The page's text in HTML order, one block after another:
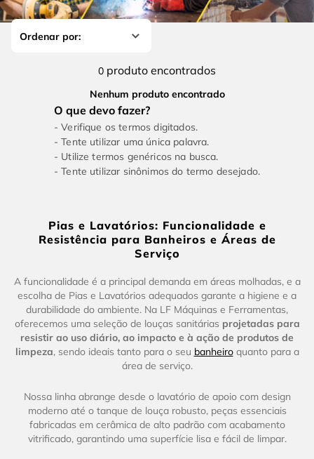
0 produto
Nenhum produto encontrado
Verifique os termos digitados.
Tente utilizar uma única palavra.
Utilize termos genéricos na busca.
Tente utilizar sinônimos do termo desejado.
Pias e Lavatórios: Funcionalidade e
Resistência para Banheiros e Áreas de
Serviço
A funcionalidade é a principal demanda em áreas molhadas, e a
escolha de Pias e Lavatórios adequados garante a higiene e a
durabilidade do ambiente. Na LF Máquinas e Ferramentas,
oferecemos uma seleção de louças sanitárias projetadas para
resistir ao uso diário, ao impacto e à ação de produtos de
limpeza, sendo ideais tanto para o seu banheiroquanto para a
área de serviço.
Nossa linha abrange desde o lavatório de apoio com design
moderno até o tanque de louça robusto, peças essenciais
fabricadas em cerâmica de alto padrão com acabamento
vitrificado, garantindo uma superfície lisa e fácil de limpar.
6º fio
7º serra copo
cabo flexivel
disco corte
4º escada
serra circular
chave impacto
cabo flexivel
disco corte